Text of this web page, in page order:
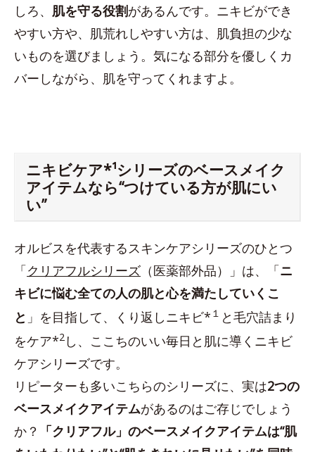
しろ、 肌を守る役割があるんです。ニキビができ
やすい方や、肌荒れしやすい方は、肌負担の少な
いものを選びましょう。気になる部分を優しくカ
バーしながら、肌を守ってくれますよ。
ニキビケア*¹シリーズのベースメイク
アイテムなら“つけている方が肌にい
い”
オルビスを代表するスキンケアシリーズのひとつ
「クリアフルシリーズ （医薬部外品）」は、「ニ
キビに悩む全ての人の肌と心を満たしていくこ
と 」を目指して、くり返しニキビ* １ と毛穴詰まり
をケア*2 し、ここちのいい毎日と肌に導くニキビ
ケアシリーズです。
リピーターも多いこちらのシリーズに、実は2つの
ベースメイクアイテムがあるのはご存じでしょう
か？
「クリアフル」のベースメイクアイテムは“肌